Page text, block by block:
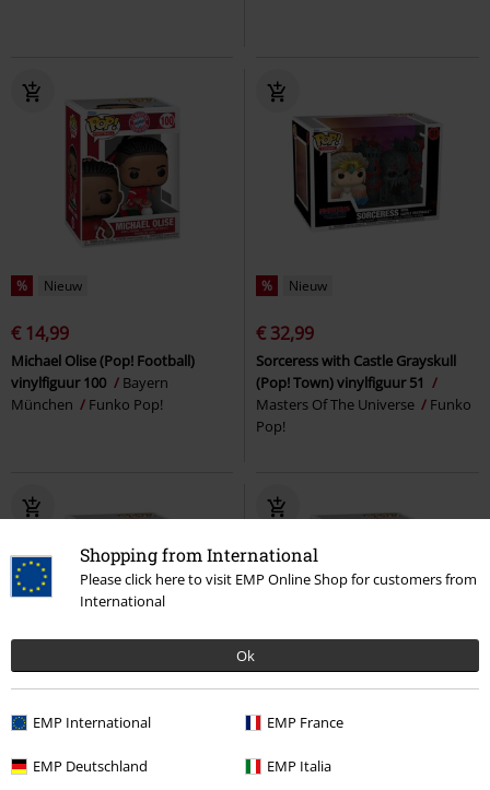
Shopping from International
Please click here to visit EMP Online Shop for customers from
International
Ok
EMP International EMP France
EMP Deutschland EMP Italia
% Nieuw
€ 14,99
Michael Olise (Pop! Football)
vinylfiguur 100
Bayern
München
Funko Pop!
% Nieuw
€ 32,99
Sorceress with Castle Grayskull
(Pop! Town) vinylfiguur 51
Masters Of The Universe
Funko
Pop!
Joshua Kimmich (Pop! Football)
Jamal Musiala (Pop! Football)